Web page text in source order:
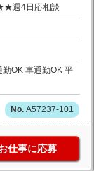
週4日応相談
OK 車通勤OK 平
A57237-101
仕事に応募